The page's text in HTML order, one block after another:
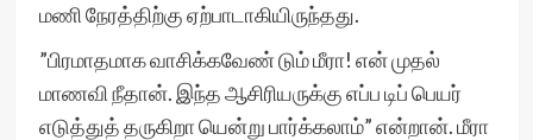
மணி நேரத்திற்கு ஏற்பாடாகியிருந்தது.
”பிரமாதமாக வாசிக்கவேண் டும் மீரா! என் முதல்
மாணவி நீதான். இந்த ஆசிரியருக்கு எப்ப டிப் பெயர்
எடுத்துத் தருகிறா யென்று பார்க்கலாம்” என்றான். மீரா